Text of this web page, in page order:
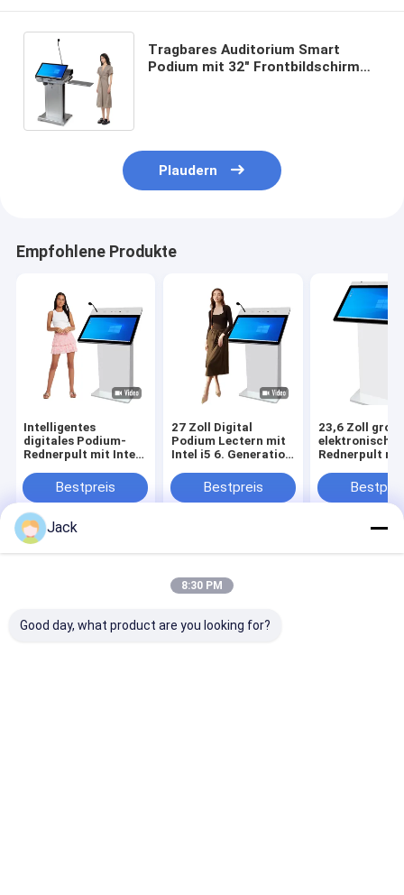
Tragbares Auditorium Smart
Podium mit 32" Frontbildschirm
Plaudern
Empfohlene Produkte
Intelligentes
digitales Podium-
Rednerpult mit Intel
Display und 350
Cd/m² Helligkeit für
Bestpreis
27 Zoll Digital
Podium Lectern mit
Intel i5 6. Generation
Helligkeit für
intelligente
Bestpreis
23,6 Zoll
elektronisches
Rednerpult
Cd/m²
interaktiven
Startseite Über uns Kontakt
Desktop Site
Digitale LCD-Signatur für Innenräume
Technology Co., Ltd.. All Rights Reserved.
Jack
8:30 PM
Good day, what product are you looking for?